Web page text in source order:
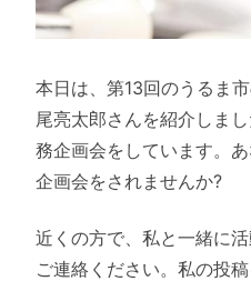
本日は、第13回のうるま
尾亮太郎さんを紹介しま
務企画会をしています。
企画会をされませんか?
近くの方で、私と一緒に
ご連絡ください。私の投